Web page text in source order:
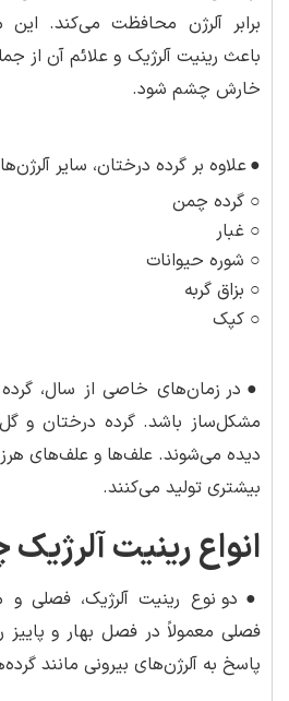
برابر آلرژن محافظت می‌کند. این
باعث رینیت آلرژیک و علائم آن از
خارش چشم شود.
●علاوه بر گرده درختان، سایر
○ گرده چمن
○ غبار
○ شوره حیوانات
○ بزاق گربه
○ کپک
● در زمان‌های خاصی از سال،
مشکل‌ساز باشد. گرده درختان و
دیده می‌شوند. علف‌ها و علف‌های هرز
بیشتری تولید می‌کنند.
انواع رینیت
● دو نوع رینیت آلرژیک، فصلی
فصلی معمولاً در فصل بهار و
پاسخ به آلرژن‌های بیرونی مانند